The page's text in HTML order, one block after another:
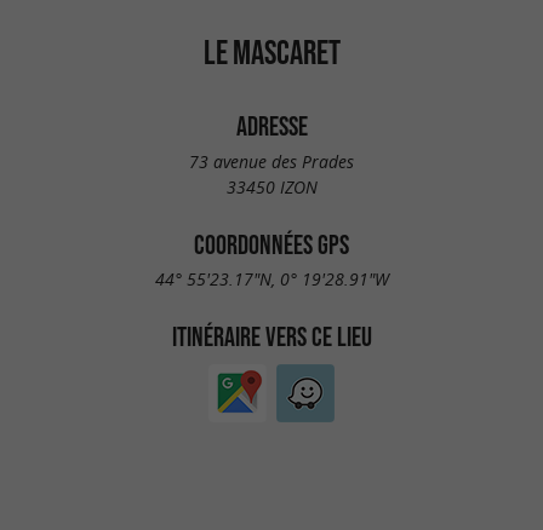
LE MASCARET
ADRESSE
73 avenue des Prades
33450 IZON
COORDONNÉES GPS
44° 55'23.17"N, 0° 19'28.91"W
ITINÉRAIRE VERS CE LIEU